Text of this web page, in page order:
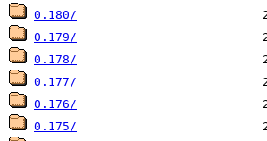
0.180/
0.179/
0.178/
0.177/
0.176/
0.175/